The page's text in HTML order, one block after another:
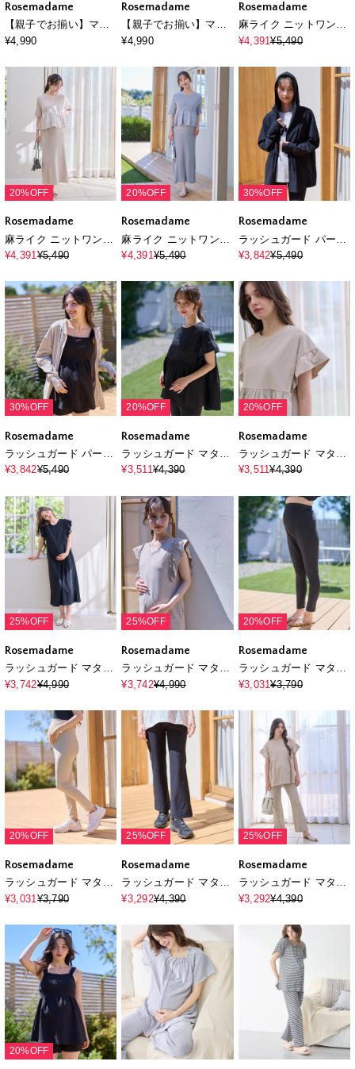
Rosemadame
【親子でお揃い】マタ
ニティ ルームワンピー
柄 授乳対応 ネグリジェ
パジャマ 産前産後対応
¥4,990
Rosemadame
【親子でお揃い】マタ
ニティ ルームワンピー
柄 授乳対応 ネグリジェ
パジャマ 産前産後対応
¥4,990
Rosemadame
麻ライク ニットワンピ
ース｜ペプラムシルエ
ティワンピース 産前産
¥4,391¥5,490
20%OFF
Rosemadame
麻ライク ニットワンピ
ース｜ペプラムシルエ
ティワンピース 産前産
後対応
¥4,391¥5,490
20%OFF
Rosemadame
麻ライク ニットワンピ
ース｜ペプラムシルエ
ティワンピース 産前産
後対応
¥4,391¥5,490
30%OFF
Rosemadame
ラッシュガード パーカ
ー｜UVカット マタニ
ウエスト調整 速乾
¥3,842¥5,490
30%OFF
Rosemadame
ラッシュガード パーカ
ー｜UVカット マタニ
ウエスト調整 速乾
¥3,842¥5,490
20%OFF
Rosemadame
ラッシュガード マタニ
ティ トップス｜UVカ
ー 水着 速乾
¥3,511¥4,390
20%OFF
Rosemadame
ラッシュガード マタニ
ティ トップス｜UVカ
ー 水着 速乾
¥3,511¥4,390
25%OFF
Rosemadame
ラッシュガード マタニ
ティ ワンピース｜UV
ル袖 水着 速乾
¥3,742¥4,990
25%OFF
Rosemadame
ラッシュガード マタニ
ティ ワンピース｜UV
ル袖 水着 速乾
¥3,742¥4,990
20%OFF
Rosemadame
ラッシュガード マタニ
ティ レギンスパンツ｜
ット 体型カバー 美脚
¥3,031¥3,790
20%OFF
Rosemadame
ラッシュガード マタニ
ティ レギンスパンツ｜
ット 体型カバー 美脚
¥3,031 ¥3,790
25%OFF
Rosemadame
ラッシュガード マタニ
ティ パンツ｜UVカッ
速乾 産前産後対応
¥3,292¥4,390
25%OFF
Rosemadame
ラッシュガード マタニ
ティ パンツ｜UVカッ
速乾 産前産後対応
¥3,292¥4,390
20%OFF